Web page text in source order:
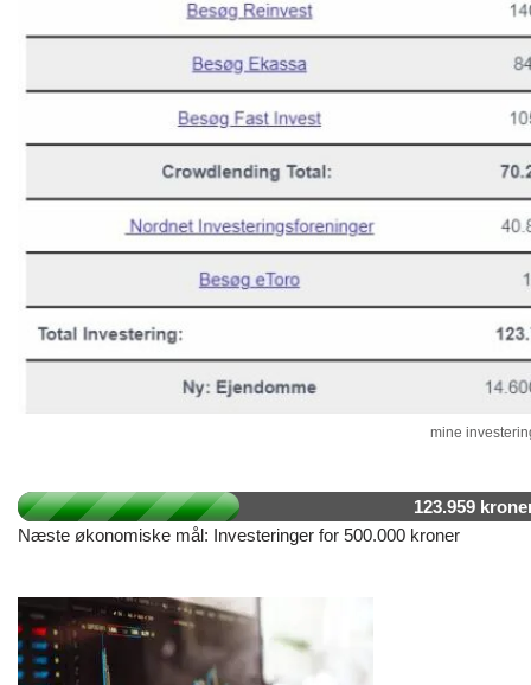
mine
123.959
Næste økonomiske mål: Investeringer for 500.000 kroner